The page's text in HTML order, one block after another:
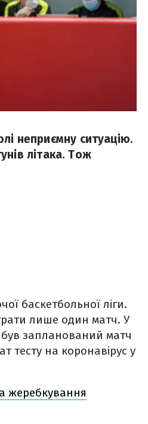
неприємну ситуацію.
літака. Тож
баскетбольної ліги.
лише один матч. У
був запланований матч
тесту на коронавірус у
жеребкування